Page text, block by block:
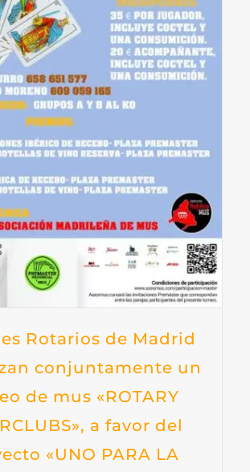
Rotarios de Madrid
conjuntamente un
de mus «ROTARY
a favor del
«UNO PARA LA